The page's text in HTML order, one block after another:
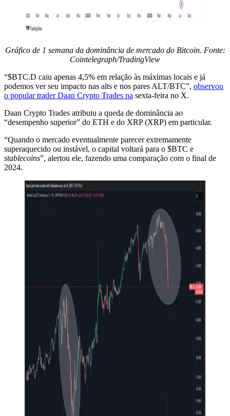
Gráfico de 1 semana da dominância de mercado do Bitcoin. Fonte:
Cointelegraph/TradingView
“$BTC.D caiu apenas 4,5% em relação às máximas locais e já
podemos ver seu impacto nas alts e nos pares ALT/BTC”, observou
o popular trader Daan Crypto Trades na sexta-feira no X.
Daan Crypto Trades atribuiu a queda de dominância ao
“desempenho superior” do ETH e do XRP (XRP) em particular.
“Quando o mercado eventualmente parecer extremamente
superaquecido ou instável, o capital voltará para o $BTC e
stablecoins”, alertou ele, fazendo uma comparação com o final de
2024.